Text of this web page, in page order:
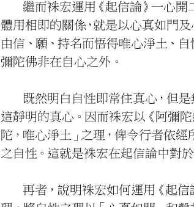
繼而袾宏運用《起信論》
一心
體用相即的關係
，就是以心真
由信、願、持名而悟得
彌陀佛非在自心之外。
既然明白自性即常住
這靜明
的真心。因而
袾宏以《阿
陀，唯心淨土」
之理，俾令
之自性。這就是袾宏
在起信論中
對
再者，說明袾宏如何